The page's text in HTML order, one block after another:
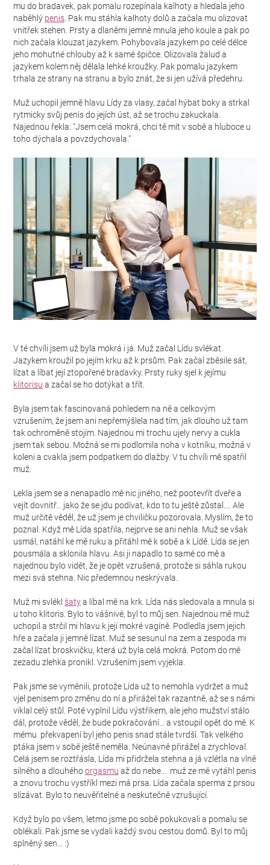
mu do bradavek, pak pomalu rozepínala kalhoty a hledala jeho
naběhlý penis. Pak mu stáhla kalhoty dolů a začala mu olizovat
vnitřek stehen. Prsty a dlaněmi jemně mnula jeho koule a pak po
nich začala klouzat jazykem. Pohybovala jazykem po celé délce
jeho mohutné chlouby až k samé špičce. Olizovala žalud a
jazykem kolem něj dělala lehké kroužky. Pak pomalu jazykem
trhala ze strany na stranu a bylo znát, že si jen užívá předehru.
Muž uchopil jemně hlavu Lídy za vlasy, začal hýbat boky a strkal
rytmicky svůj penis do jejích úst, až se trochu zakuckala.
Najednou řekla: "Jsem celá mokrá, chci tě mít v sobě a hluboce u
toho dýchala a povzdychovala."
V té chvíli jsem už byla mokrá i já. Muž začal Lídu svlékat.
Jazykem kroužil po jejím krku až k prsům. Pak začal zběsile sát,
lízat a líbat její ztopořené bradavky. Prsty ruky sjel k jejímu
klitorisu a začal se ho dotýkat a třít.
Byla jsem tak fascinovaná pohledem na ně a celkovým
vzrušením, že jsem ani nepřemýšlela nad tím, jak dlouho už tam
tak ochroměně stojím. Najednou mi trochu ujely nervy a cukla
jsem tak sebou. Možná se mi podlomila noha v kotníku, možná v
koleni a cvakla jsem podpatkem do dlažby. V tu chvíli mě spatřil
muž.
Lekla jsem se a nenapadlo mě nic jiného, než pootevřít dveře a
vejít dovnitř... jako že se jdu podívat, kdo to tu ještě zůstal.... Ale
muž určitě věděl, že už jsem je chviličku pozorovala. Myslím, že to
poznal. Když mě Lída spatřila, nejprve se ani nehla. Muž se však
usmál, natáhl ke mě ruku a přitáhl mě k sobě a k Lídě. Lída se jen
pousmála a sklonila hlavu. Asi ji napadlo to samé co mě a
najednou bylo vidět, že je opět vzrušená, protože si sáhla rukou
mezi svá stehna. Nic předemnou neskrývala.
Muž mi svlékl šatya líbal mě na krk. Lída nás sledovala a mnula si
u toho klitoris. Bylo to vášnivé, byl to můj sen. Najednou mě muž
uchopil a strčil mi hlavu k její mokré vagíně. Podledla jsem jejich
hře a začala ji jemně lízat. Muž se sesunul na zem a zespoda mi
začal lízat broskvičku, která už byla celá mokrá. Potom do mě
zezadu zlehka pronikl. Vzrušením jsem vyjekla.
Pak jsme se vyměnili, protože Lída už to nemohla vydržet a muž
vjel penisem pro změnu do ní a přirážel tak razantně, až se s námi
viklal celý stůl. Poté vyplnil Lídu výstřikem, ale jeho mužství stálo
dál, protože věděl, že bude pokračování... a vstoupil opět do mě. K
mému překvapení byl jeho penis snad stále tvrdší. Tak velkého
ptáka jsem v sobě ještě neměla. Neúnavně přirážel a zrychloval.
Celá jsem se roztřásla, Lída mi přidržela stehna a já vzlétla na vlně
silného a dlouhéhoorgasmu až do nebe... muž ze mě vytáhl penis
a znovu trochu vystříkl mezi má prsa. Lída začala sperma z prsou
slízávat. Bylo to neuvěřitelné a neskutečně vzrušující.
Když bylo po všem, letmo jsme po sobě pokukovali a pomalu se
oblékali. Pak jsme se vydali každý svou cestou domů. Byl to můj
splněný sen... :)